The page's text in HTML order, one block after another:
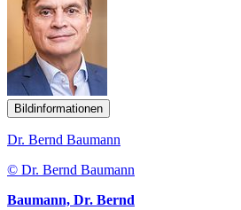
Bildinformationen
Dr. Bernd Baumann
© Dr. Bernd Baumann
Baumann, Dr. Bernd